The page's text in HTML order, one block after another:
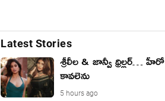
Latest Stories
శ్రీలీల & జాన్వీ థ్రిల్లర్… హీరో
కావలెను
5 hours ago